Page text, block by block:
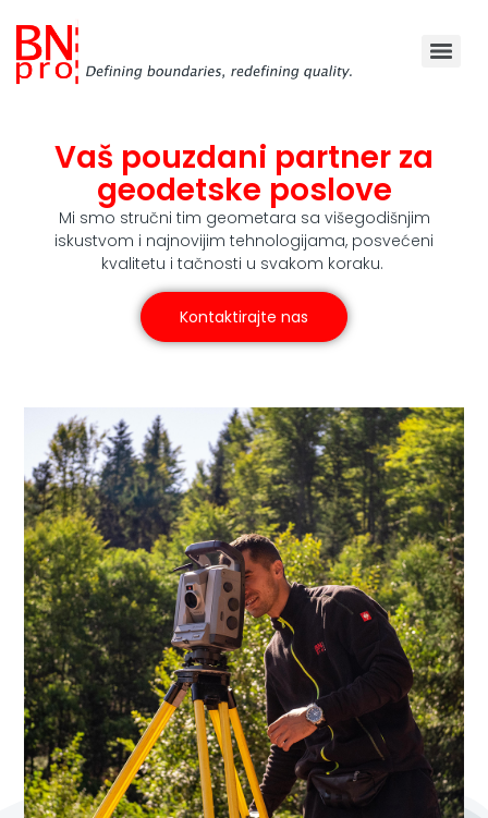
Vaš pouzdani partner za
geodetske poslove
Mi smo stručni tim geometara sa višegodišnjim
iskustvom i najnovijim tehnologijama, posvećeni
kvalitetu i tačnosti u svakom koraku.
Kontaktirajte nas